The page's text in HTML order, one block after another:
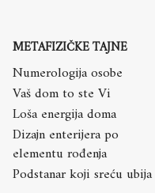
METAFIZIČKE TAJNE
Numerologija osobe
Vaš dom to ste Vi
Loša energija doma
Dizajn enterijera po
elementu rođenja
Podstanar koji sreću ubija